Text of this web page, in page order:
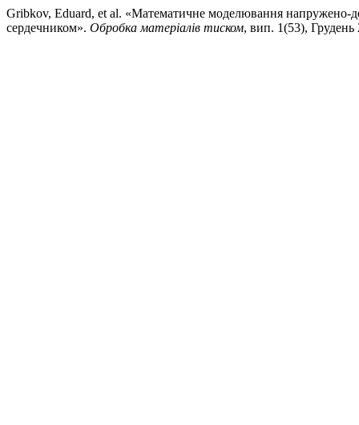
Gribkov, Eduard, et al. «Математичне моделювання напружено-
сердечником». Обробка матеріалів тиском, вип. 1(53),